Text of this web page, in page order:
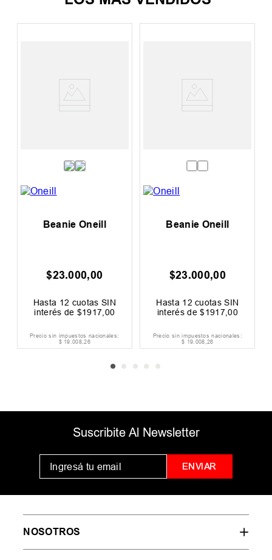
Beanie Oneill
$23.000,00
Hasta 12 cuotas SIN
interés de $1917 00
Precio sin impuestos nacionales:
$ 19.008,26
Beanie Oneill
$23.000,00
Hasta 12 cuotas SIN
interés de$1917,00
Precio sin impuestos nacionales:
$ 19.008,26
Suscribite Al Newsletter
ENVIAR
NOSOTROS